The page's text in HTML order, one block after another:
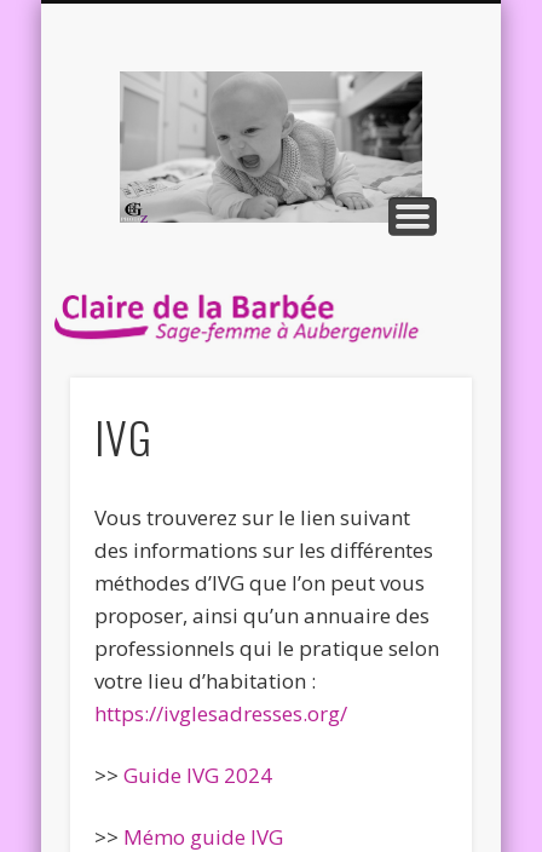
IVG
Vous trouverez sur le lien suivant
des informations sur les différentes
méthodes d’IVG que l’on peut vous
proposer, ainsi qu’un annuaire des
professionnels qui le pratique selon
votre lieu d’habitation :
https://ivglesadresses.org/
>>Guide IVG 2024
>> Mémo guide IVG